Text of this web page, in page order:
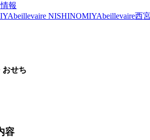
報
beillevaire NISHINOMIYAbeillevaire西
おせち
容